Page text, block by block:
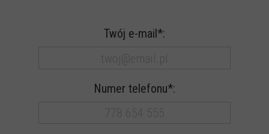
Twój e-mail*:
Numer telefonu*: